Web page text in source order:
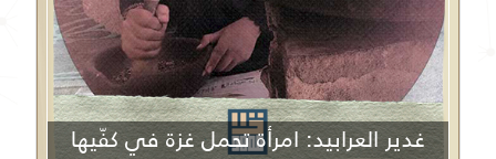
غدير العرابيد: امرأة تحمل غزة في كفّيها